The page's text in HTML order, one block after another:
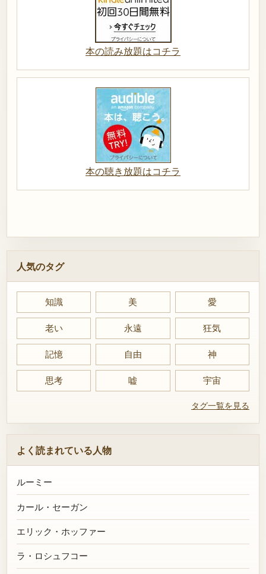
本の読み放題はコチラ
本の聴き放題はコチラ
人気のタグ
知識 美 愛
老い 永遠 狂気
記憶 自由 神
思考 嘘 宇宙
タグ一覧を見る
よく読まれている人物
ルーミー
カール・セーガン
エリック・ホッファー
ラ・ロシュフコー